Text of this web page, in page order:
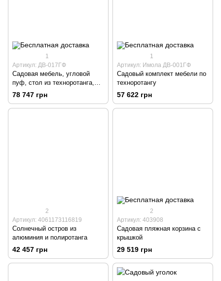
1
Артикул: ДВ-017ГФ
Садовая мебель, угловой
пуф, стол из техноротанга,
подушки, набор di volio
78 747 грн
1
Артикул: Имола ДВ-001ГФ
Садовый комплект мебели по
техноротангу
57 622 грн
2
Артикул: 4061173116819
Солнечный остров из
алюминия и полиротанга
42 457 грн
2
Артикул: 403908
Садовая пляжная корзина с
крышкой
29 519 грн